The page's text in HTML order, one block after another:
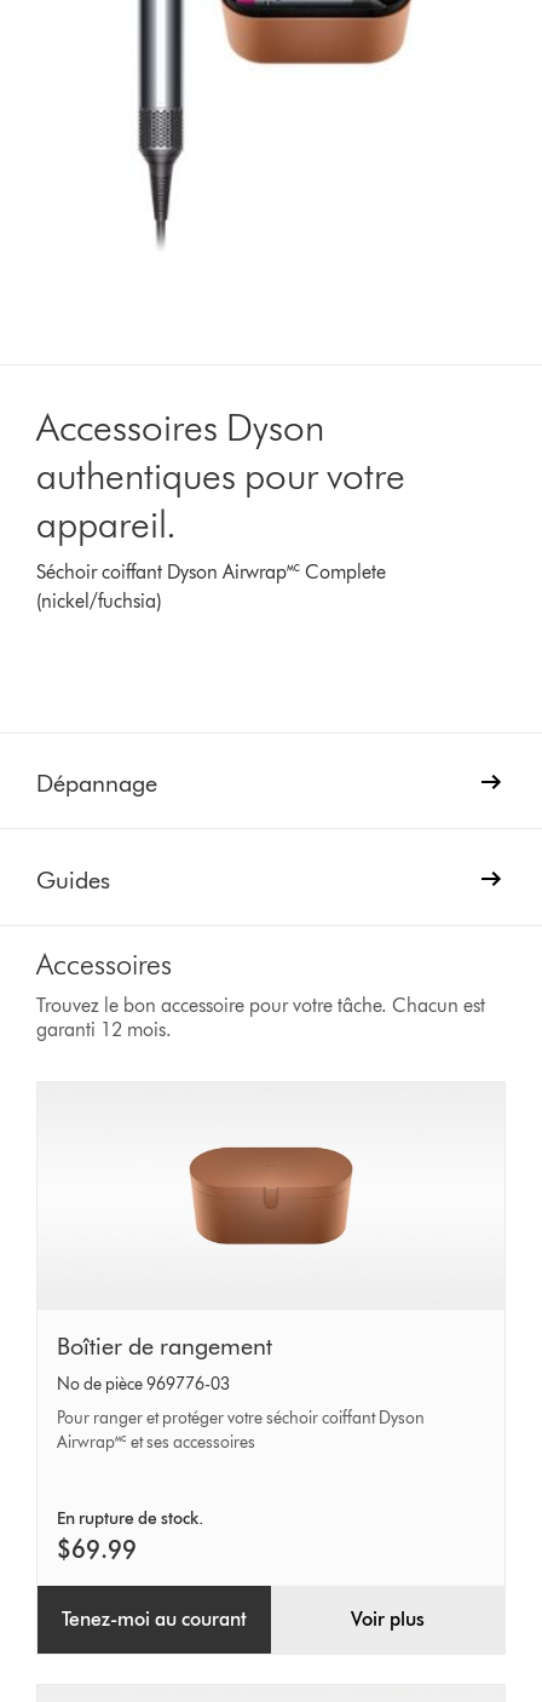
Accessoires Dyson
authentiques pour votre
appareil.
Séchoir coiffant Dyson Airwrap🅪 Complete
(nickel/fuchsia)
Dépannage
Guides
Accessoires
Trouvez le bon accessoire pour votre tâche. Chacun est
garanti 12 mois.
Boîtier
de
rangement
Boîtier de rangement
No de pièce 969776-03
Pour ranger et protéger votre séchoir coiffant Dyson
Airwrap🅪 et ses accessoires
En rupture de stock.
$69.99
Tenez-moi au courant Voir plus